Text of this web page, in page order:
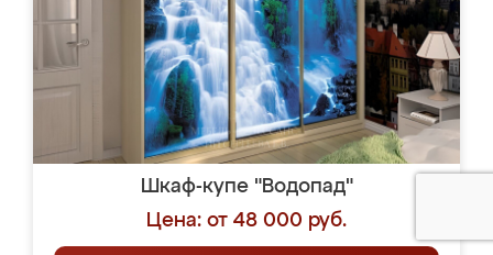
Шкаф-купе "Водопад"
Цена: от 48 000 руб.